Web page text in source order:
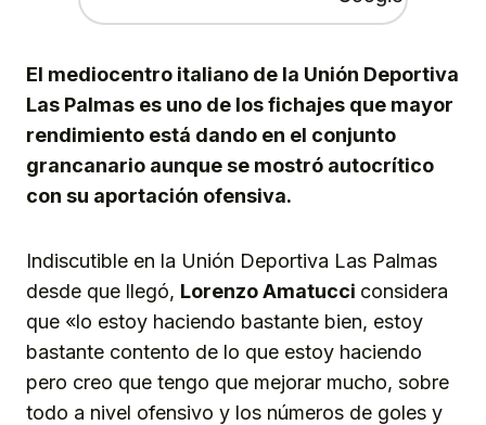
El mediocentro italiano de la Unión Deportiva
Las Palmas es uno de los fichajes que mayor
rendimiento está dando en el conjunto
grancanario aunque se mostró autocrítico
con su aportación ofensiva.
Indiscutible en la Unión Deportiva Las Palmas
desde que llegó, Lorenzo Amatucci considera
que «lo estoy haciendo bastante bien, estoy
bastante contento de lo que estoy haciendo
pero creo que tengo que mejorar mucho, sobre
todo a nivel ofensivo y los números de goles y